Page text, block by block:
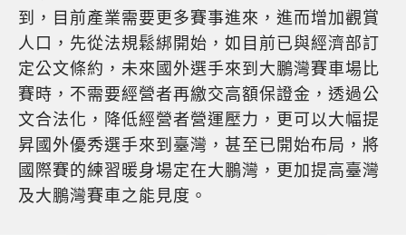
到，目前產業需要更多賽事進來，進而增加觀賞
人口，先從法規鬆綁開始，如目前已與經濟部訂
定公文條約，未來國外選手來到大鵬灣賽車場比
賽時，不需要經營者再繳交高額保證金，透過公
文合法化，降低經營者營運壓力，更可以大幅提
昇國外優秀選手來到臺灣，甚至已開始布局，將
國際賽的練習暖身場定在大鵬灣，更加提高臺灣
及大鵬灣賽車之能見度。